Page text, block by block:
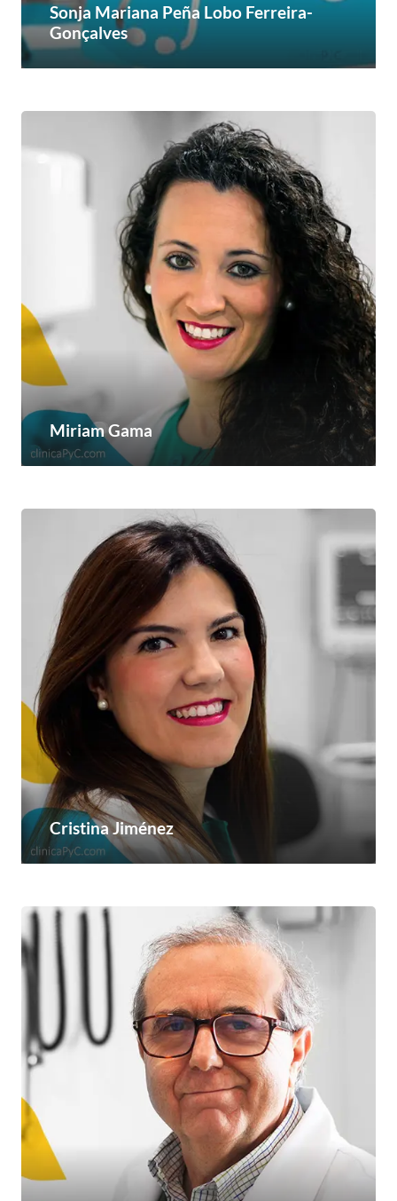
Sonja Mariana Peña Lobo Ferreira-
Gonçalves
Miriam Gama
Cristina Jiménez